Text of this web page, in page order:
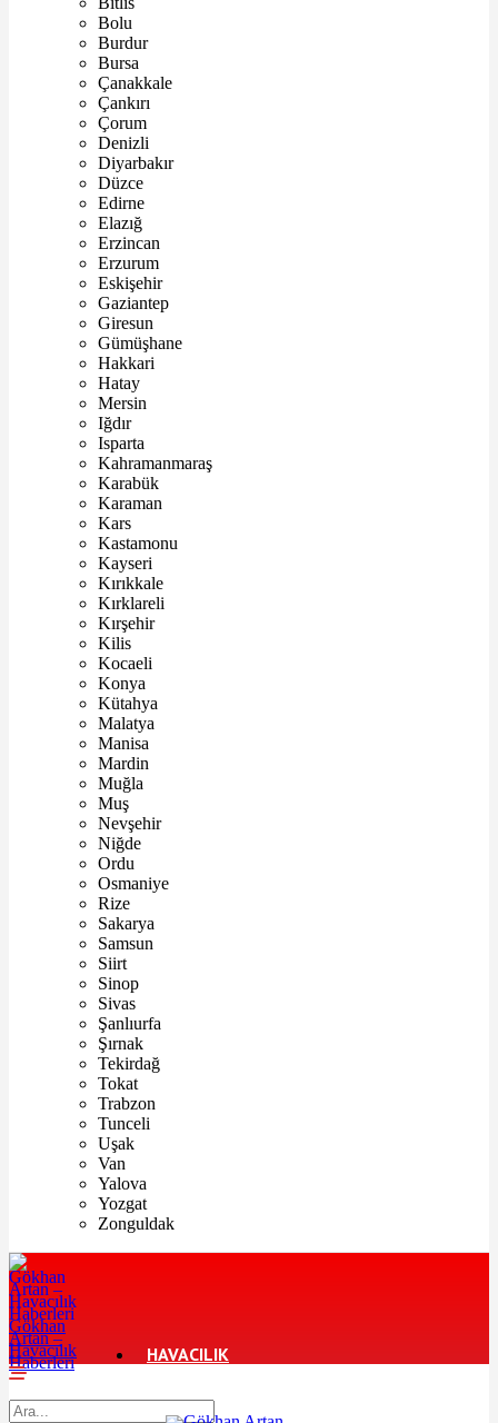
Bolu
Burdur
Bursa
Çanakkale
Çankırı
Çorum
Denizli
Diyarbakır
Düzce
Edirne
Elazığ
Erzincan
Erzurum
Eskişehir
Gaziantep
Giresun
Gümüşhane
Hakkari
Hatay
Mersin
Iğdır
Isparta
Kahramanmaraş
Karabük
Karaman
Kars
Kastamonu
Kayseri
Kırıkkale
Kırklareli
Kırşehir
Kilis
Kocaeli
Konya
Kütahya
Malatya
Manisa
Mardin
Muğla
Muş
Nevşehir
Niğde
Ordu
Osmaniye
Rize
Sakarya
Samsun
Siirt
Sinop
Sivas
Şanlıurfa
Şırnak
Tekirdağ
Tokat
Trabzon
Tunceli
Uşak
Van
Yalova
Yozgat
Zonguldak
Gökhan
Artan –
Havacılık
Haberleri HAVACILIK
TURIZM